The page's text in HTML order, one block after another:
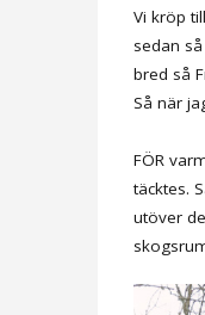
Vi kröp
sedan
bred så
Så när
FÖR
täcktes.
utöver